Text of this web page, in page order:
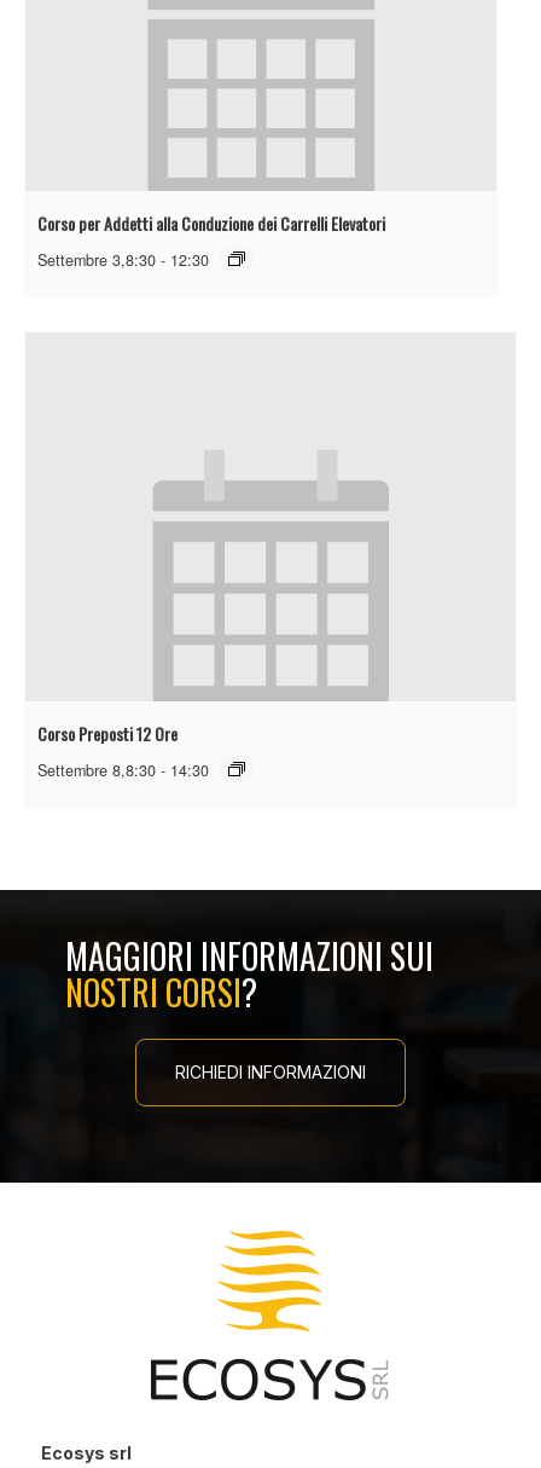
Corso per Addetti alla Conduzione dei Carrelli Elevatori
Settembre 3,8:30 - 12:30
Corso Preposti 12 Ore
Settembre 8,8:30 - 14:30
MAGGIORI INFORMAZIONI SUI
NOSTRI CORSI?
RICHIEDI INFORMAZIONI
Ecosys srl